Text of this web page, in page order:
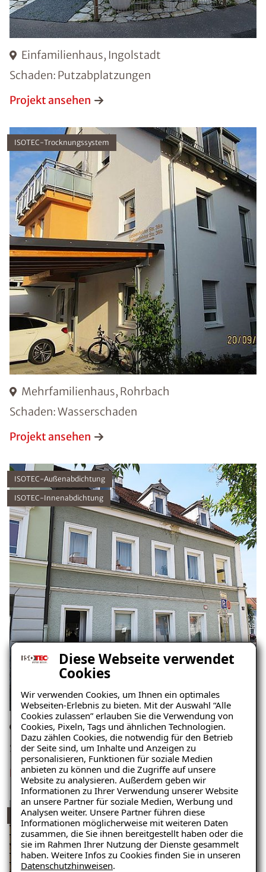
Diese Webseite verwendet
Cookies
Wir verwenden Cookies, um Ihnen ein optimales
Webseiten-Erlebnis zu bieten. Mit der Auswahl “Alle
Cookies zulassen” erlauben Sie die Verwendung von
Cookies, Pixeln, Tags und ähnlichen Technologien.
Dazu zählen Cookies, die notwendig für den Betrieb
der Seite sind, um Inhalte und Anzeigen zu
personalisieren, Funktionen für soziale Medien
anbieten zu können und die Zugriffe auf unsere
Website zu analysieren. Außerdem geben wir
Informationen zu Ihrer Verwendung unserer Website
an unsere Partner für soziale Medien, Werbung und
Analysen weiter. Unsere Partner führen diese
Informationen möglicherweise mit weiteren Daten
zusammen, die Sie ihnen bereitgestellt haben oder die
sie im Rahmen Ihrer Nutzung der Dienste gesammelt
haben. Weitere Infos zu Cookies finden Sie in unseren
Datenschutzhinweisen.
Einfamilienhaus, Ingolstadt
Schaden: Putzabplatzungen
Projekt ansehen
Mehrfamilienhaus, Rohrbach
Schaden: Wasserschaden
ISOTEC-Trocknungssystem
Projekt ansehen
Einfamilienhaus, Ingolstadt
Schaden: Schimmel
ISOTEC-Außenabdichtung
ISOTEC-Innenabdichtung
Projekt ansehen
ISOTEC-Flüssigkunststoff